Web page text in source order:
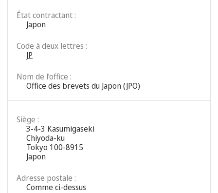
État contractant :
Japon
Code à deux lettres :
JP
Nom de l’office :
Office des brevets du Japon (JPO)
Siège :
3-4-3 Kasumigaseki
Chiyoda-ku
Tokyo 100-8915
Japon
Adresse postale :
Comme ci-dessus